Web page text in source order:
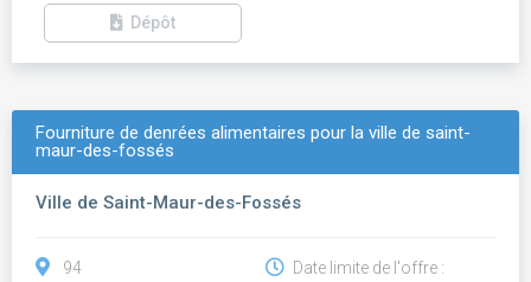
Dépôt
Fourniture de denrées alimentaires pour la ville de saint-
maur-des-fossés
Ville de Saint-Maur-des-Fossés
94
Date limite de l'offre :